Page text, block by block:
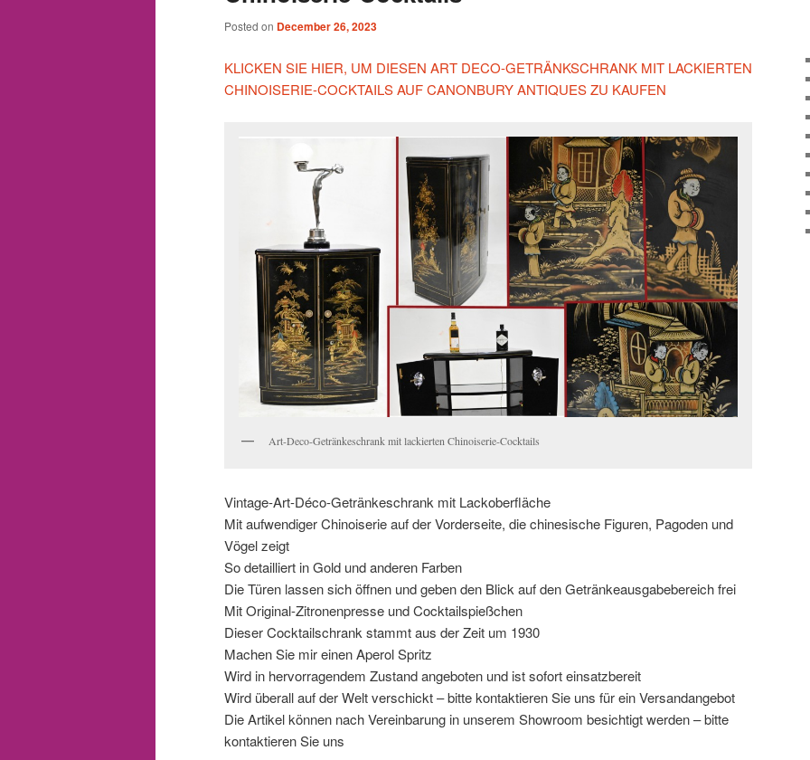
Posted on December 26, 2023
KLICKEN SIE HIER, UM DIESEN ART DECO-GETRÄNKSCHRANK MIT LACKIERTEN
CHINOISERIE-COCKTAILS AUF CANONBURY ANTIQUES ZU KAUFEN
Art-Deco-Getränkeschrank mit lackierten Chinoiserie-Cocktails
Vintage-Art-Déco-Getränkeschrank mit Lackoberfläche
Mit aufwendiger Chinoiserie auf der Vorderseite, die chinesische Figuren, Pagoden und
Vögel zeigt
So detailliert in Gold und anderen Farben
Die Türen lassen sich öffnen und geben den Blick auf den Getränkeausgabebereich frei
Mit Original-Zitronenpresse und Cocktailspießchen
Dieser Cocktailschrank stammt aus der Zeit um 1930
Machen Sie mir einen Aperol Spritz
Wird in hervorragendem Zustand angeboten und ist sofort einsatzbereit
Wird überall auf der Welt verschickt – bitte kontaktieren Sie uns für ein Versandangebot
Die Artikel können nach Vereinbarung in unserem Showroom besichtigt werden – bitte
kontaktieren Sie uns